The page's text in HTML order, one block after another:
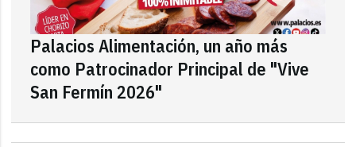
Palacios Alimentación, un año más
como Patrocinador Principal de "Vive
San Fermín 2026"